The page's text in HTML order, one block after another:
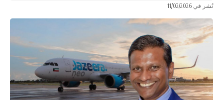
نُشر في 11/02/2026